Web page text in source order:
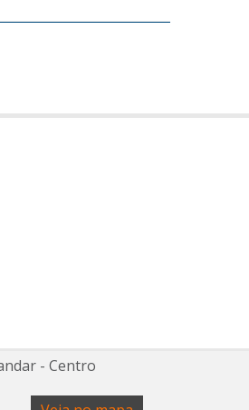
- Centro